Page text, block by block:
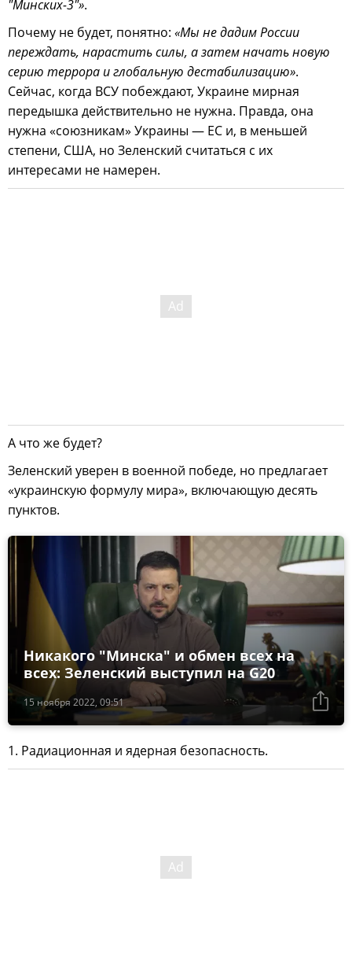
"Минских-3"».
Почему не будет, понятно: «Мы не дадим России
переждать, нарастить силы, а затем начать новую
серию террора и глобальную дестабилизацию».
Сейчас, когда ВСУ побеждают, Украине мирная
передышка действительно не нужна. Правда, она
нужна «союзникам» Украины — ЕС и, в меньшей
степени, США, но Зеленский считаться с их
интересами не намерен.
А что же будет?
Зеленский уверен в военной победе, но предлагает
«украинскую формулу мира», включающую десять
пунктов.
15 ноября 2022, 09:51
Никакого "Минска" и обмен всех на
всех: Зеленский выступил на G20
1. Радиационная и ядерная безопасность.